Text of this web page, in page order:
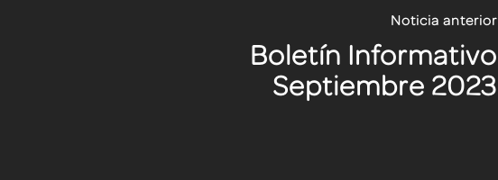
Noticia anterior
Boletín Informativo
Septiembre 2023